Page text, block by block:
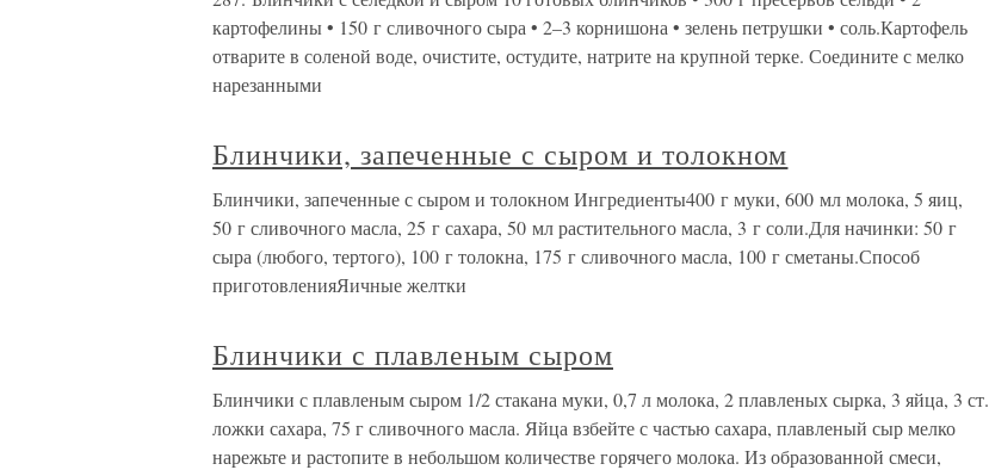
картофелины • 150 г сливочного сыра • 2–3 корнишона • зелень петрушки • соль.Картофель
отварите в соленой воде, очистите, остудите, натрите на крупной терке. Соедините с мелко
нарезанными
Блинчики, запеченные с сыром и толокном
Блинчики, запеченные с сыром и толокном Ингредиенты400 г муки, 600 мл молока, 5 яиц,
50 г сливочного масла, 25 г сахара, 50 мл растительного масла, 3 г соли.Для начинки: 50 г
сыра (любого, тертого), 100 г толокна, 175 г сливочного масла, 100 г сметаны.Способ
приготовленияЯичные желтки
Блинчики с плавленым сыром
Блинчики с плавленым сыром 1/2 стакана муки, 0,7 л молока, 2 плавленых сырка, 3 яйца, 3 ст.
ложки сахара, 75 г сливочного масла. Яйца взбейте с частью сахара, плавленый сыр мелко
нарежьте и растопите в небольшом количестве горячего молока. Из образованной смеси,